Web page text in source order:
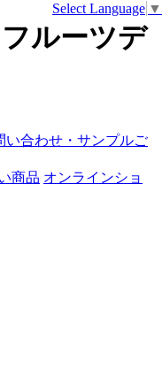
ルーツデ
Select Language ▼
い合わせ・サンプルご
商品 オンラインショ